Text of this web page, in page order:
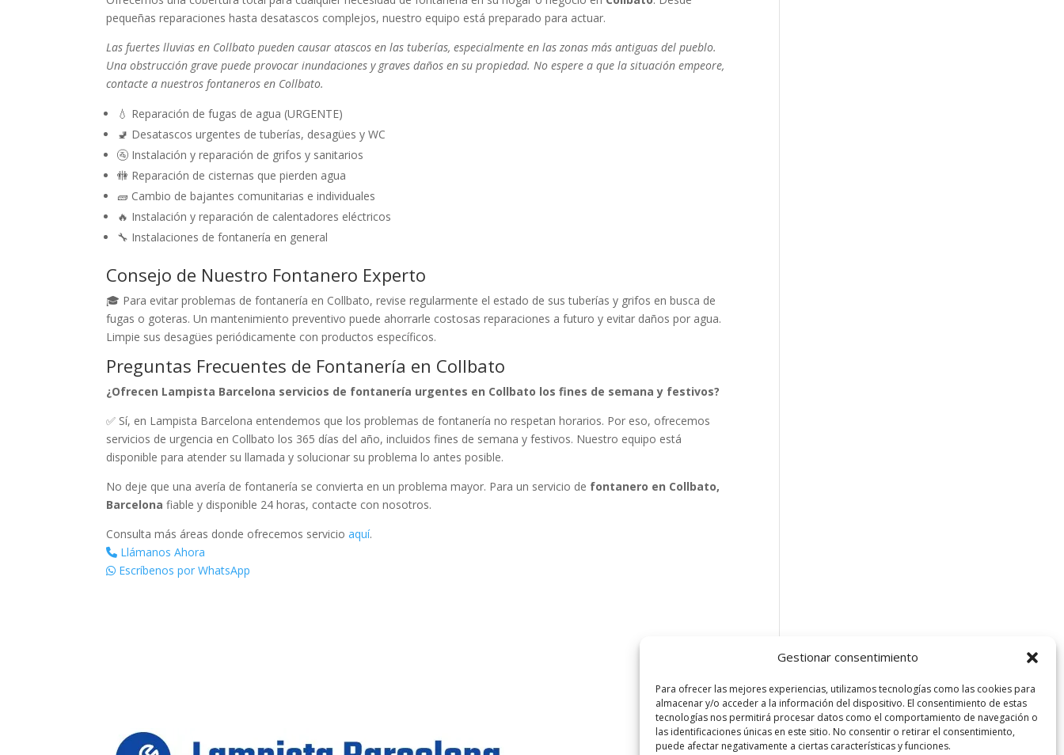
Gestionar consentimiento
Para ofrecer las mejores experiencias, utilizamos tecnologías como las cookies para
almacenar y/o acceder a la información del dispositivo. El consentimiento de estas
tecnologías nos permitirá procesar datos como el comportamiento de navegación o
las identificaciones únicas en este sitio. No consentir o retirar el consentimiento,
puede afectar negativamente a ciertas características y funciones.
pequeñas reparaciones hasta desatascos complejos, nuestro equipo está preparado para actuar.
Las fuertes lluvias en Collbato pueden causar atascos en las tuberías, especialmente en las zonas más antiguas del pueblo.
Una obstrucción grave puede provocar inundaciones y graves daños en su propiedad. No espere a que la situación empeore,
contacte a nuestros fontaneros en Collbato.
💧 Reparación de fugas de agua (URGENTE)
🚽 Desatascos urgentes de tuberías, desagües y WC
🚰 Instalación y reparación de grifos y sanitarios
🚻 Reparación de cisternas que pierden agua
🧱 Cambio de bajantes comunitarias e individuales
🔥 Instalación y reparación de calentadores eléctricos
🔧 Instalaciones de fontanería en general
Consejo de Nuestro Fontanero Experto
🎓 Para evitar problemas de fontanería en Collbato, revise regularmente el estado de sus tuberías y grifos en busca de
fugas o goteras. Un mantenimiento preventivo puede ahorrarle costosas reparaciones a futuro y evitar daños por agua.
Limpie sus desagües periódicamente con productos específicos.
Preguntas Frecuentes de Fontanería en Collbato
¿Ofrecen Lampista Barcelona servicios de fontanería urgentes en Collbato los fines de semana y festivos?
✅ Sí, en Lampista Barcelona entendemos que los problemas de fontanería no respetan horarios. Por eso, ofrecemos
servicios de urgencia en Collbato los 365 días del año, incluidos fines de semana y festivos. Nuestro equipo está
disponible para atender su llamada y solucionar su problema lo antes posible.
No deje que una avería de fontanería se convierta en un problema mayor. Para un servicio de fontanero en Collbato,
Barcelona fiable y disponible 24 horas, contacte con nosotros.
Consulta más áreas donde ofrecemos servicioaquí.
Llámanos Ahora
Escríbenos por WhatsApp
2025Lampista Barcelona. Todos los derechos reservados.